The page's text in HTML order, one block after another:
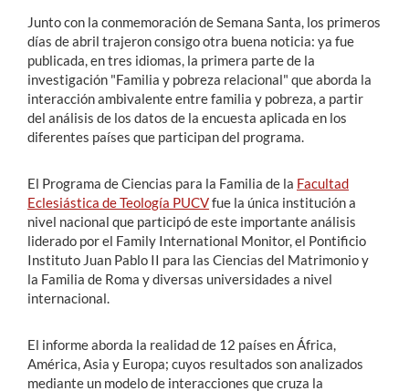
Junto con la conmemoración de Semana Santa, los primeros
días de abril trajeron consigo otra buena noticia: ya fue
publicada, en tres idiomas, la primera parte de la
investigación "Familia y pobreza relacional" queaborda la
interacción ambivalente entre familia y pobreza, a partir
del análisis de los datos de la encuesta aplicada en los
diferentes países que participan del programa.
El Programa de Ciencias para la Familia de la Facultad
Eclesiástica de Teología PUCVfue la única institución a
nivel nacional que participó de este importante análisis
liderado por el Family International Monitor, el Pontificio
Instituto Juan Pablo II para las Ciencias del Matrimonio y
la Familia de Roma y diversas universidades a nivel
internacional.
El informe aborda la realidad de 12 países en África,
América, Asia y Europa; cuyos resultados son analizados
mediante un modelo de interacciones que cruza la